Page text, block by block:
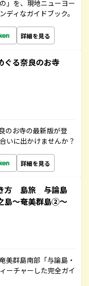
」を、現地ニューヨー
ィなガイドブック。
詳細を見る
る奈良のお寺
のお寺の最新版が登
いに出かけませんか？
詳細を見る
方 島旅 与論島
島～奄美群島②～
群島南部「与論島・
ーチャーした完全ガイ